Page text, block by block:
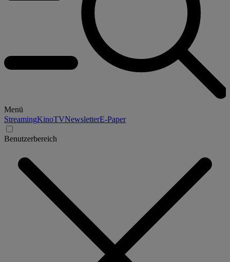
Menü
StreamingKinoTVNewsletterE-Paper
Benutzerbereich